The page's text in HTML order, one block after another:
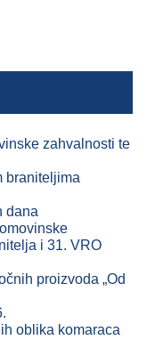
zahvalnosti te
braniteljima
dana
i 31. VRO
proizvoda „Od
oblika komaraca